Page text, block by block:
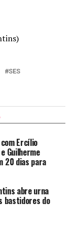
SES
Ercílio
Guilherme
20 dias para
abre urna
bastidores do